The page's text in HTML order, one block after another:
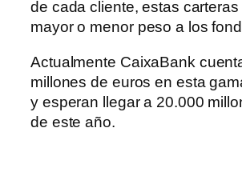
de cada cliente, estas carteras
mayor o menor peso a los
Actualmente CaixaBank
millones de euros en esta
y esperan llegar a 20.000
de este año.